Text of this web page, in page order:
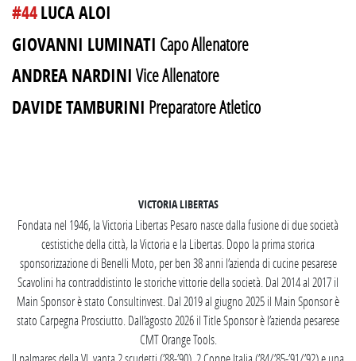
#44LUCA ALOI
GIOVANNI LUMINATI Capo Allenatore
ANDREA NARDINI Vice Allenatore
DAVIDE TAMBURINI Preparatore Atletico
VICTORIA LIBERTAS
Fondata nel 1946, la Victoria Libertas Pesaro nasce dalla fusione di due società
cestistiche della città, la Victoria e la Libertas. Dopo la prima storica
sponsorizzazione di Benelli Moto, per ben 38 anni l’azienda di cucine pesarese
Scavolini ha contraddistinto le storiche vittorie della società. Dal 2014 al 2017 il
Main Sponsor è stato Consultinvest. Dal 2019 al giugno 2025 il Main Sponsor è
stato Carpegna Prosciutto. Dall’agosto 2026 il Title Sponsor è l’azienda pesarese
CMT Orange Tools.